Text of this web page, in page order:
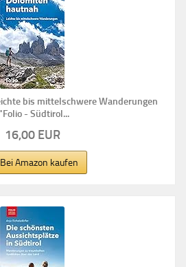
bis mittelschwere Wanderungen
- Südtirol...
16,00 EUR
Bei Amazon kaufen